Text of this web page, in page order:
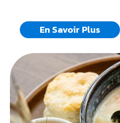
En Savoir Plus